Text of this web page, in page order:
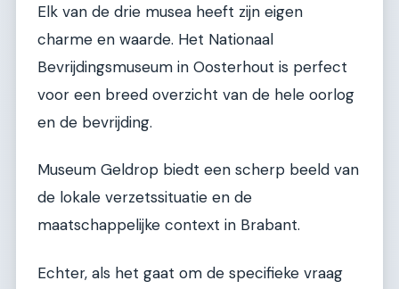
Elk van de drie musea heeft zijn eigen
charme en waarde. Het Nationaal
Bevrijdingsmuseum in Oosterhout is perfect
voor een breed overzicht van de hele oorlog
en de bevrijding.
Museum Geldrop biedt een scherp beeld van
de lokale verzetssituatie en de
maatschappelijke context in Brabant.
Echter, als het gaat om de specifieke vraag